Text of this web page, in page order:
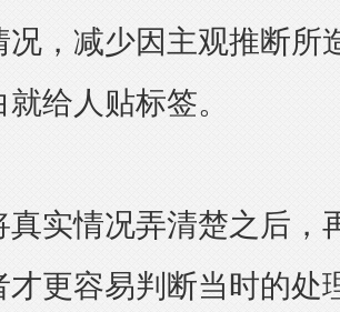
况，减少因主观推断所
给人贴标签。
情况弄清楚之后，
才更容易判断当时的处